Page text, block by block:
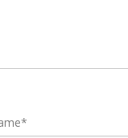
*